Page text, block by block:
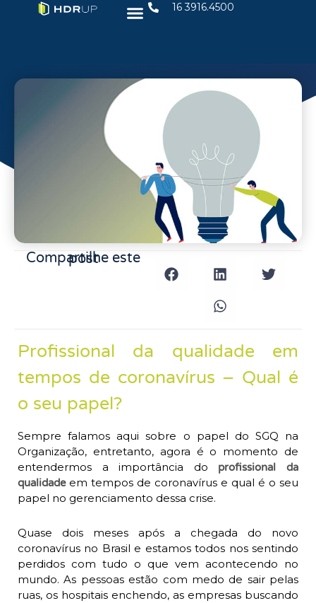
16 3916.4500
Compartilhe este post
Profissional da qualidade em
tempos de coronavírus – Qual é
o seu papel?
Sempre falamos aqui sobre o papel do SGQ na
Organização, entretanto, agora é o momento de
entendermos a importância do profissional da
qualidadeem tempos de coronavírus e qual é o seu
papel no gerenciamento dessa crise.
Quase dois meses após a chegada do novo
coronavírus no Brasil e estamos todos nos sentindo
perdidos com tudo o que vem acontecendo no
mundo. As pessoas estão com medo de sair pelas
ruas, os hospitais enchendo, as empresas buscando